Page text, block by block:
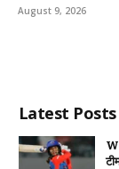
August 9, 2026
Latest Posts